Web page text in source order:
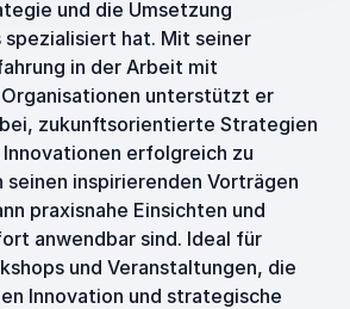
und die Umsetzung
hat. Mit seiner
in der Arbeit mit
unterstützt er
zukunftsorientierte Strategien
erfolgreich zu
seinen inspirierenden Vorträgen
praxisnahe Einsichten und
anwendbar sind. Ideal für
und Veranstaltungen, die
Innovation und strategische